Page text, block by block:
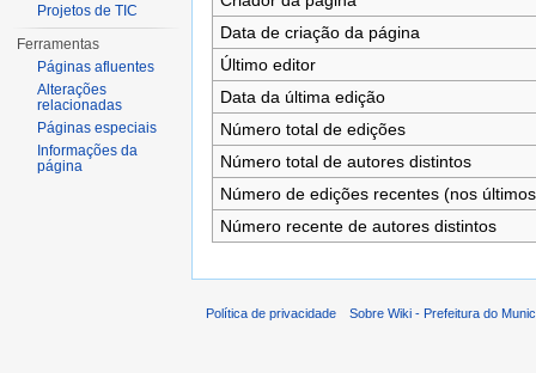
Data de criação da página
Último editor
Data da última edição
Número total de edições
Número total de autores distintos
Número de edições recentes (nos
Número recente de autores distintos
Projetos de TIC
Ferramentas
Páginas afluentes
Alterações
relacionadas
Páginas especiais
Informações da
página
Política de privacidade Sobre Wiki - Prefeitura do